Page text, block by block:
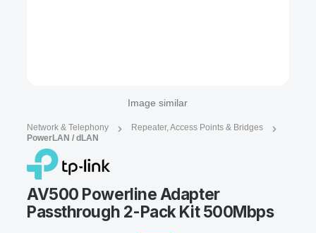
Image similar
Network & Telephony
Repeater, Access Points & Bridges
PowerLAN / dLAN
AV500 Powerline Adapter
Passthrough 2-Pack Kit 500Mbps